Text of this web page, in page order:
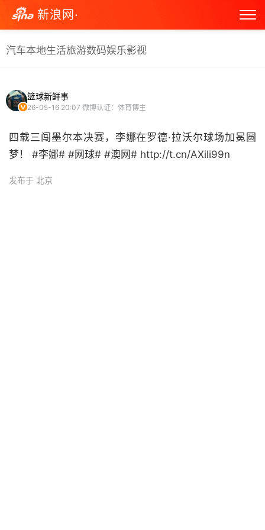
新浪网·
汽车本地生活旅游数码娱乐影视
篮球新鲜事
26-05-16 20:07 微博认证：体育博主
四载三闯墨尔本决赛，李娜在罗德·拉沃尔球场加冕圆
梦！ #李娜# #网球# #澳网# http://t.cn/AXili99n ​
发布于 北京